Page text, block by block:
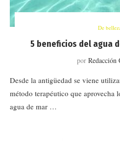
De
5 beneficios del agua
por Redacción
Desde la antigüedad se viene
método terapéutico que aprovecha
agua de mar …